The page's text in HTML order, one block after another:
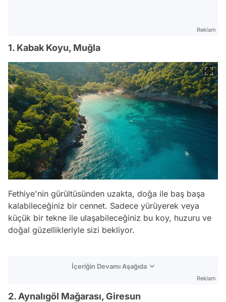
Reklam
1. Kabak Koyu, Muğla
Fethiye'nin gürültüsünden uzakta, doğa ile baş başa
kalabileceğiniz bir cennet. Sadece yürüyerek veya
küçük bir tekne ile ulaşabileceğiniz bu koy, huzuru ve
doğal güzellikleriyle sizi bekliyor.
İçeriğin Devamı Aşağıda
Reklam
2. Aynalıgöl Mağarası, Giresun